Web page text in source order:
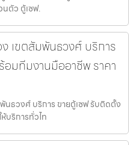
นตัว ตู้เซฟ.
เขตสัมพันธวงศ์ บริการ
มทีมงานมืออาชีพ ราคา
นธวงศ์ บริการ ขายตู้เซฟ รับติดตั้ง
บริการทั่วไท